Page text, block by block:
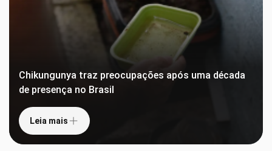
Chikungunya traz preocupações após uma década
de presença no Brasil
Leia mais